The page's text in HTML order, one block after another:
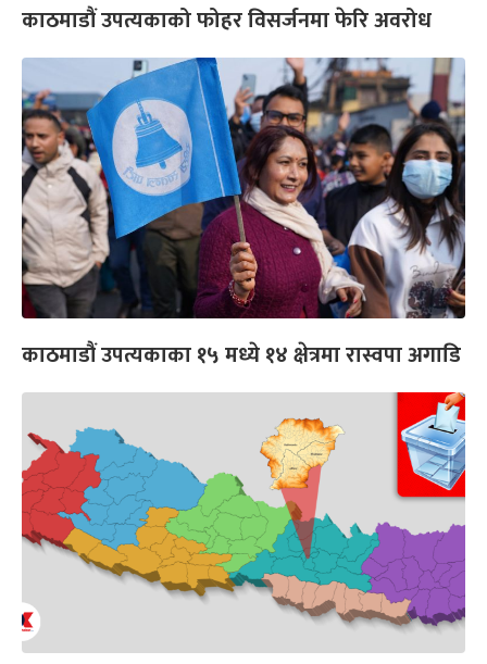
काठमाडौं उपत्यकाको फोहर विसर्जनमा फेरि अवरोध
काठमाडौं उपत्यकाका १५ मध्ये १४ क्षेत्रमा रास्वपा अगाडि